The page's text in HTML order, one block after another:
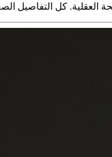
العقلية. كل